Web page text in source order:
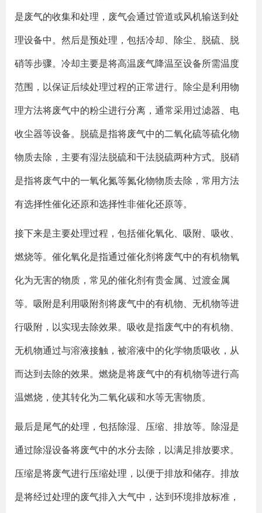
是废气的收集和处理，废气会通过管道或风机输送到处
理设备中。然后是预处理，包括冷却、除尘、脱硫、脱
硝等步骤。冷却主要是将高温废气降温至设备所需温度
范围，以保证后续处理过程的正常进行。除尘是利用物
理方法将废气中的粉尘进行分离，通常采用过滤器、电
收尘器等设备。脱硫是指将废气中的二氧化硫等硫化物
物质去除，主要有湿法脱硫和干法脱硫两种方式。脱硝
是指将废气中的一氧化氮等氮化物物质去除，常用方法
有选择性催化还原和选择性非催化还原等。
接下来是主要处理过程，包括催化氧化、吸附、吸收、
燃烧等。催化氧化是指通过催化剂将废气中的有机物氧
化为无害的物质，常见的催化剂有贵金属、过渡金属
等。吸附是利用吸附剂将废气中的有机物、无机物等进
行吸附，以实现去除效果。吸收是指废气中的有机物、
无机物通过与溶液接触，被溶液中的化学物质吸收，从
而达到去除的效果。燃烧是将废气中的有机物等进行高
温燃烧，使其转化为二氧化碳和水等无害物质。
最后是尾气的处理，包括除湿、压缩、排放等。除湿是
通过除湿设备将废气中的水分去除，以满足排放要求。
压缩是将废气进行压缩处理，以便于排放和储存。排放
是将经过处理的废气排入大气中，达到环境排放标准，